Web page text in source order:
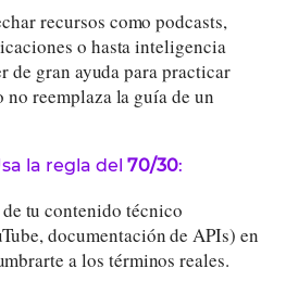
recursos como podcasts,
o hasta inteligencia
de gran ayuda para practicar
no reemplaza la guía de un
la regla del70/30:
de tu contenido técnico
documentación de APIs) en
a los términos reales.